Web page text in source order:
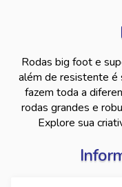
Rodas big foot e
além de resistente é
fazem toda a
rodas grandes e
Explore sua